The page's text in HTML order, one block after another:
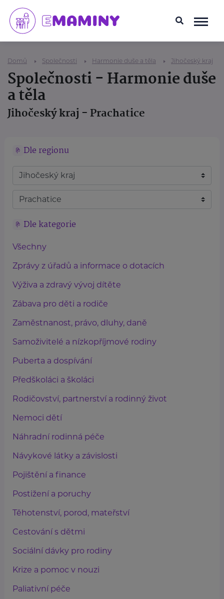
Domů Společnosti Harmonie duše a těla Jihočeský kraj
Společnosti - Harmonie duše
a těla
Jihočeský kraj - Prachatice
Dle regionu
Dle kategorie
Všechny
Zprávy z úřadů a informace o dotacích
Výživa a zdravý vývoj dítěte
Zábava pro děti a rodiče
Zaměstnanost, právo, dluhy, daně
Samoživitelé a nízkopříjmové rodiny
Puberta a dospívání
Předškoláci a školáci
Rodičovství, partnerství a rodinný život
Nemoci dětí
Náhradní rodinná péče
Návykové látky a závislosti
Pojištění a finance
Postižení a poruchy
Těhotenství, porod, mateřství
Cestování s dětmi
Sociální dávky pro rodiny
Krize a pomoc v nouzi
Paliativní péče